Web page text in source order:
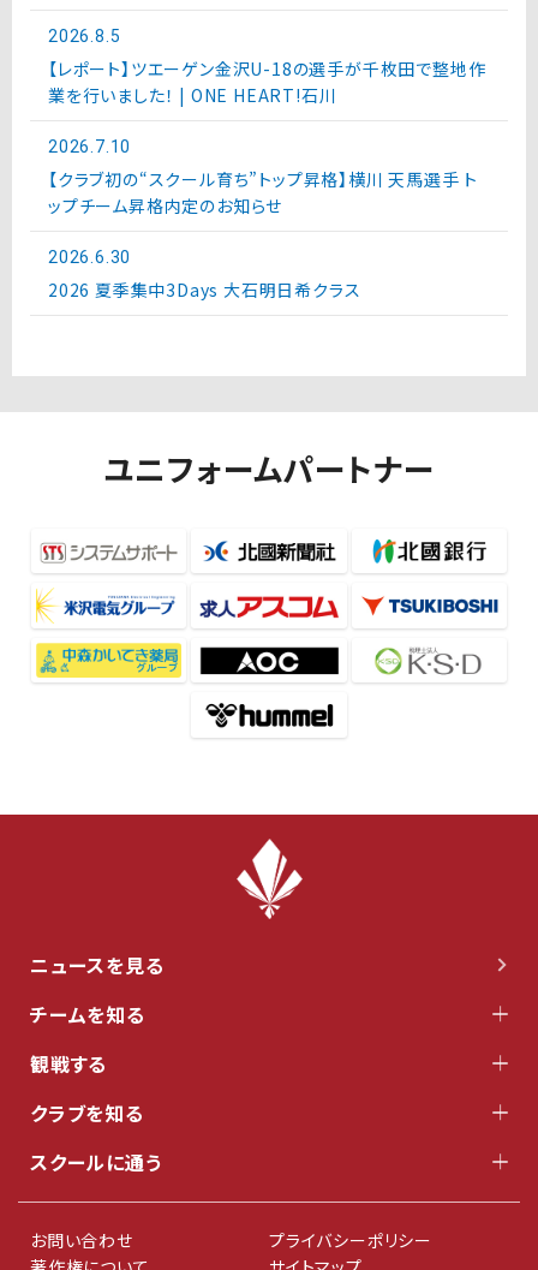
2026.8.5
【レポート】ツエーゲン金沢U-18の選手が千枚田で整地作
業を行いました！ | ONE HEART!石川
2026.7.10
【クラブ初の“スクール育ち”トップ昇格】横川 天馬選手 ト
ップチーム昇格内定のお知らせ
2026.6.30
2026 夏季集中3Days 大石明日希クラス
ユニフォームパートナー
ニュースを見る
チームを知る
観戦する
クラブを知る
スクールに通う
お問い合わせ
プライバシーポリシー